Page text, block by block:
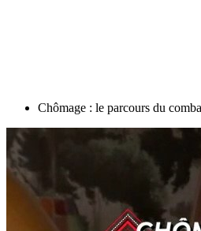
Chômage : le parcours du